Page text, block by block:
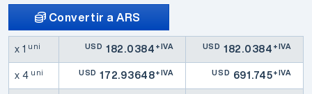
Convertir a ARS
x 1 uni USD 182.0384 +IVA USD 182.0384 +IVA
x 4 uni USD 172.93648 +IVA USD 691.745 +IVA